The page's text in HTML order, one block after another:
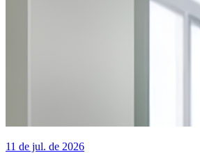
11 de jul. de 2026